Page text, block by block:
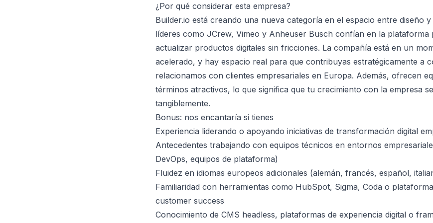
¿Por qué considerar esta empresa?
Builder.io está creando una nueva categoría en el espacio entre diseño
líderes como JCrew, Vimeo y Anheuser Busch confían en la
actualizar productos digitales sin fricciones. La compañía está en un
acelerado, y hay espacio real para que contribuyas estratégicamente a
relacionamos con clientes empresariales en Europa. Además, ofrecen
términos atractivos, lo que significa que tu crecimiento con la empresa
tangiblemente.
Bonus: nos encantaría si tienes
Experiencia liderando o apoyando iniciativas de transformación digital
Antecedentes trabajando con equipos técnicos en entornos
DevOps, equipos de plataforma)
Fluidez en idiomas europeos adicionales (alemán, francés, español,
Familiaridad con herramientas como HubSpot, Sigma, Coda o
customer success
Conocimiento de CMS headless, plataformas de experiencia digital o